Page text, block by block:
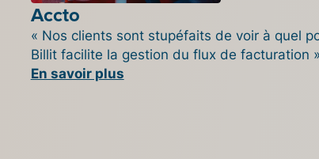
Accto
« Nos clients sont stupéfaits de voir à quel
Billit facilite la gestion du flux de facturation »
En savoir plus